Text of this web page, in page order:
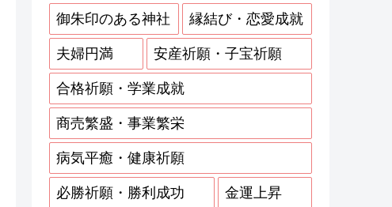
御朱印のある神社 縁結び・恋愛成就
夫婦円満 安産祈願・子宝祈願
合格祈願・学業成就
商売繁盛・事業繁栄
病気平癒・健康祈願
必勝祈願・勝利成功 金運上昇